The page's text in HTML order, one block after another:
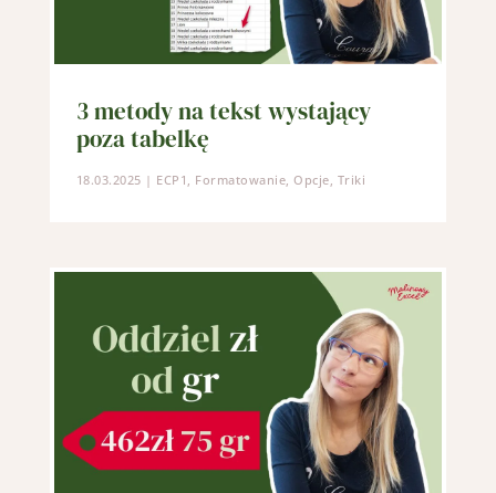
3 metody na tekst wystający
poza tabelkę
18.03.2025 | ECP1 Formatowanie ,Opcje Triki